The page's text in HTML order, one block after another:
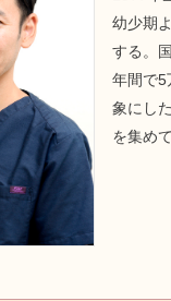
幼少期
する。
年間で5
象にし
を集め